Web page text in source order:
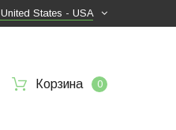
United States - USA
Корзина 0